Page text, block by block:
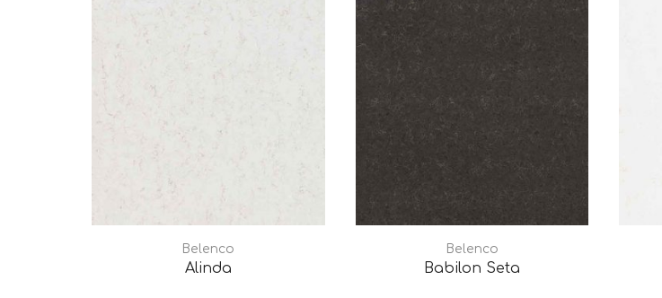
Belenco
Alinda
Belenco
Babilon Seta